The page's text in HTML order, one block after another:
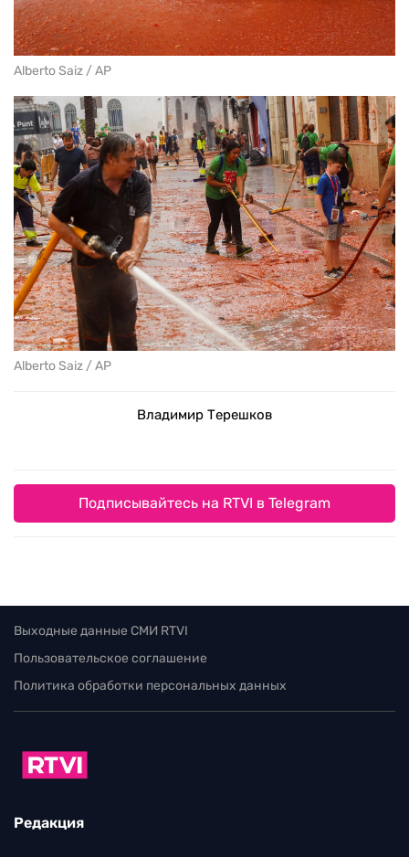
Alberto Saiz / AP
Alberto Saiz / AP
Владимир Терешков
Подписывайтесь на RTVI в Telegram
Выходные данные СМИ RTVI
Пользовательское соглашение
Политика обработки персональных данных
Редакция